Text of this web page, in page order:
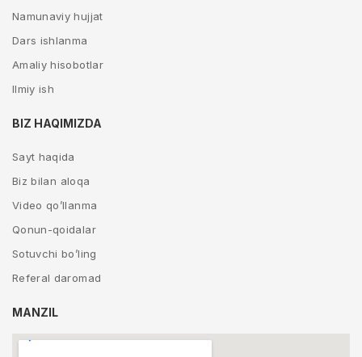
Namunaviy hujjat
Dars ishlanma
Amaliy hisobotlar
Ilmiy ish
BIZ HAQIMIZDA
Sayt haqida
Biz bilan aloqa
Video qo’llanma
Qonun-qoidalar
Sotuvchi bo’ling
Referal daromad
MANZIL